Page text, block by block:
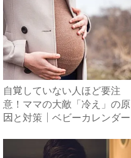
自覚していない人ほど要注
意！ママの大敵「冷え」の原
因と対策｜ベビーカレンダー